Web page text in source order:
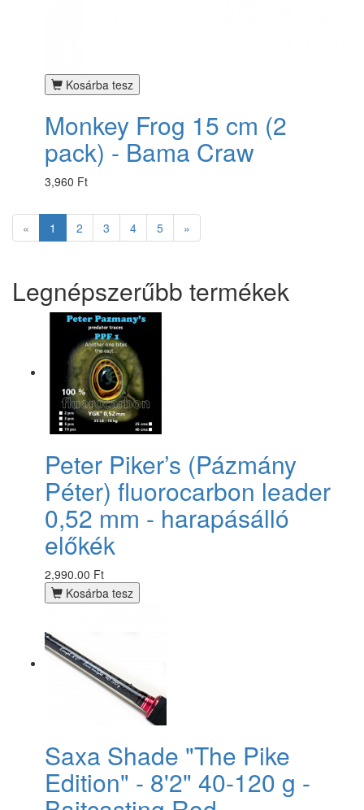
Kosárba tesz
Monkey Frog 15 cm (2
pack) - Bama Craw
3,960 Ft
« 1 2 3 4 5 »
Legnépszerűbb termékek
Peter Piker’s (Pázmány
Péter) fluorocarbon leader
0,52 mm - harapásálló
előkék
2,990.00 Ft
Kosárba tesz
Saxa Shade "The Pike
Edition" - 8'2" 40-120 g -